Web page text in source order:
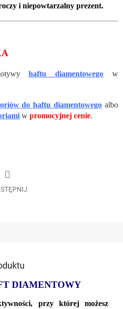
i niepowtarzalny prezent.
haftu diamentowego w
do haftu diamentowego albo
w promocyjnej cenie.
DIAMENTOWY
przy której możesz